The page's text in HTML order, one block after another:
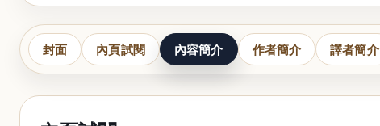
封面 內頁試閱 內容簡介 作者簡介 譯者簡介